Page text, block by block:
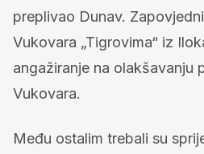
preplivao Dunav.
Vukovara „Tigrovima“ iz
angažiranje na olakšavanju
Vukovara.
Među ostalim trebali su